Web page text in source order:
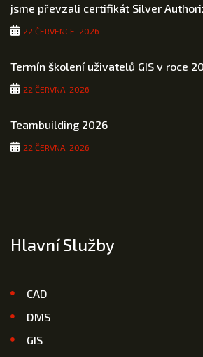
jsme převzali certifikát Silver
22 ČERVENCE, 2026
Termín školení uživatelů GIS v roce
22 ČERVNA, 2026
Teambuilding 2026
22 ČERVNA, 2026
Hlavní Služby
CAD
DMS
GIS